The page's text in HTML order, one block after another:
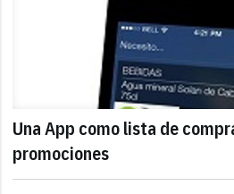
Una App como lista de
promociones